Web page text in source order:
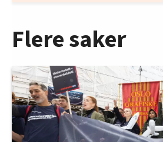
Flere saker